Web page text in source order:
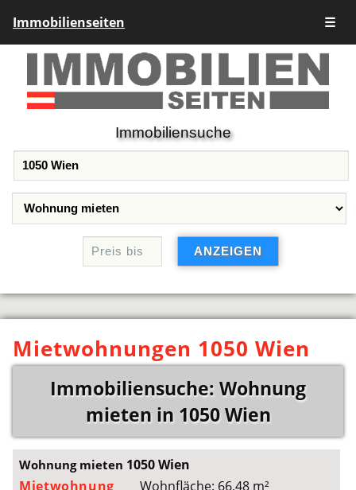
Immobilienseiten ☰
Immobiliensuche
Mietwohnungen 1050 Wien
Immobiliensuche: Wohnung
mieten in 1050 Wien
Wohnung mieten 1050 Wien
Mietwohnung
Wohnfläche: 66,48 m²